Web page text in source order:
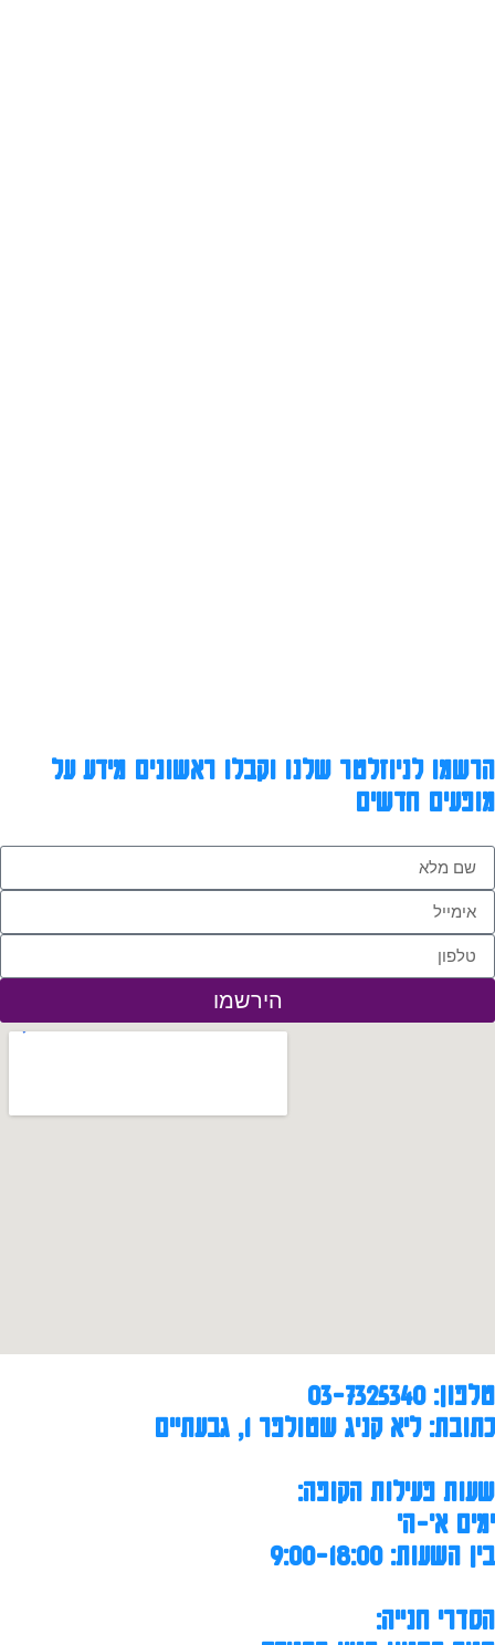
הרשמו לניוזלטר שלנו וקבלו ראשונים מידע על
מופעים חדשים
הירשמו
טלפון: 03-7325340
כתובת: ליא קניג שטולפר 1, גבעתיים
שעות פעילות הקופה:
ימים א'-ה'
בין השעות: 9:00-18:00
הסדרי חנייה: